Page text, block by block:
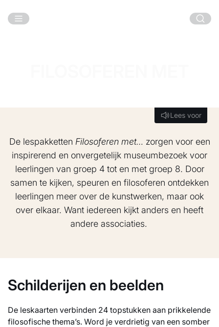
Lees voor
Lees voor
De lespakketten Filosoferen met… zorgen voor een
inspirerend en onvergetelijk museumbezoek voor
leerlingen van groep 4 tot en met groep 8. Door
samen te kijken, speuren en filosoferen ontdekken
leerlingen meer over de kunstwerken, maar ook
over elkaar. Want iedereen kijkt anders en heeft
andere associaties.
Schilderijen en beelden
De leskaarten verbinden 24 topstukken aan prikkelende
filosofische thema’s. Word je verdrietig van een somber